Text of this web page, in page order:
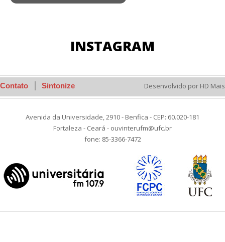
INSTAGRAM
Contato Sintonize Desenvolvido por HD Mais
Avenida da Universidade, 2910 - Benfica - CEP: 60.020-181
Fortaleza - Ceará - ouvinterufm@ufc.br
fone: 85-3366-7472